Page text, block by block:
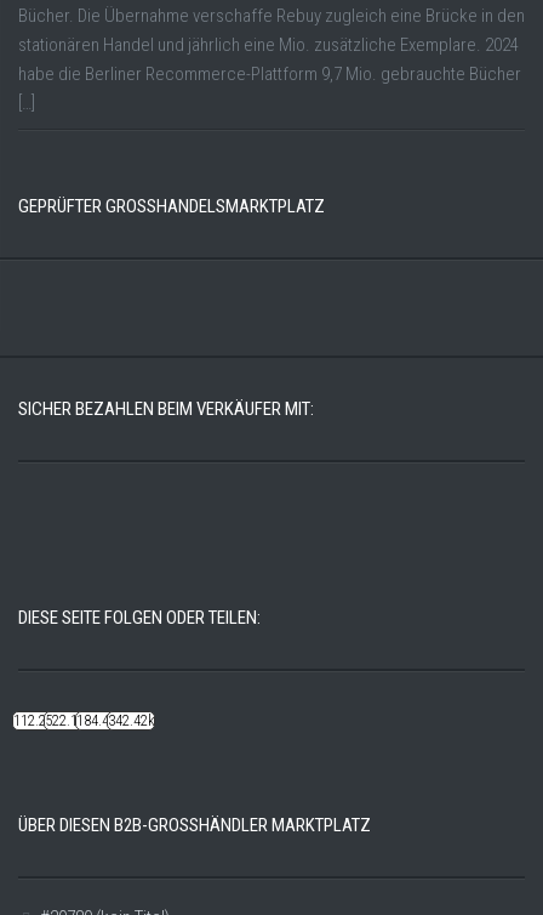
Bücher. Die Übernahme verschaffe Rebuy zugleich eine Brücke in den
stationären Handel und jährlich eine Mio. zusätzliche Exemplare. 2024
habe die Berliner Recommerce-Plattform 9,7 Mio. gebrauchte Bücher
[…]
GEPRÜFTER GROSSHANDELSMARKTPLATZ
SICHER BEZAHLEN BEIM VERKÄUFER MIT:
DIESE SEITE FOLGEN ODER TEILEN:
112.22k522.14k184.48k342.42k
ÜBER DIESEN B2B-GROSSHÄNDLER MARKTPLATZ